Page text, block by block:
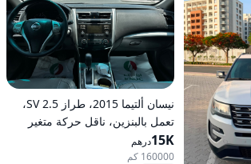
نيسان ألتيما 2015، طراز 2.5 SV،
تعمل بالبنزين، ناقل حركة متغير
مستمر (CVT)، دفع أمامي
15Kدرهم
160000 كم